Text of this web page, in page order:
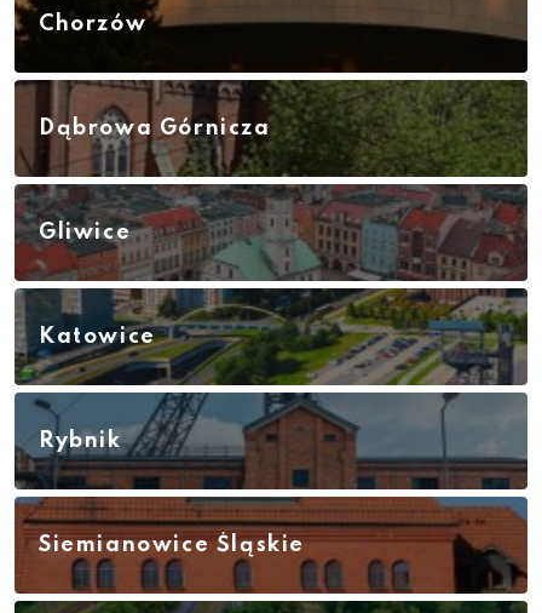
Chorzów
Dąbrowa Górnicza
Gliwice
Katowice
Rybnik
Siemianowice Śląskie